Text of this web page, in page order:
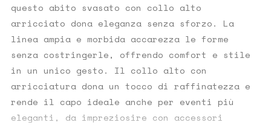
questo abito svasato con collo alto
arricciato dona eleganza senza sforzo. La
linea ampia e morbida accarezza le forme
senza costringerle, offrendo comfort e stile
in un unico gesto. Il collo alto con
arricciatura dona un tocco di raffinatezza e
rende il capo ideale anche per eventi più
eleganti, da impreziosire con accessori